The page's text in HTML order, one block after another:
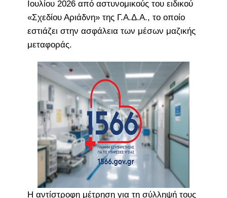
Ιουλίου 2026 από αστυνομικούς του ειδικού
«Σχεδίου Αριάδνη» της Γ.Α.Δ.Α., το οποίο
εστιάζει στην ασφάλεια των μέσων μαζικής
μεταφοράς.
Η αντίστροφη μέτρηση για τη σύλληψή τους